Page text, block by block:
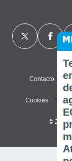
Contacto
Cookies
© 2026